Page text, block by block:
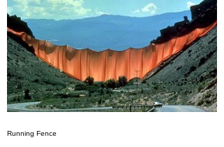
Running Fence